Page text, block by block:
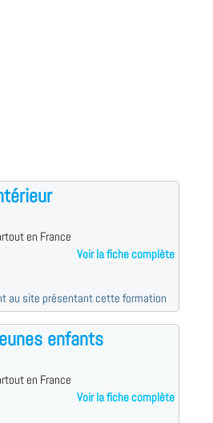
en France
Voir la fiche complète
au site présentant cette formation
enfants
en France
Voir la fiche complète